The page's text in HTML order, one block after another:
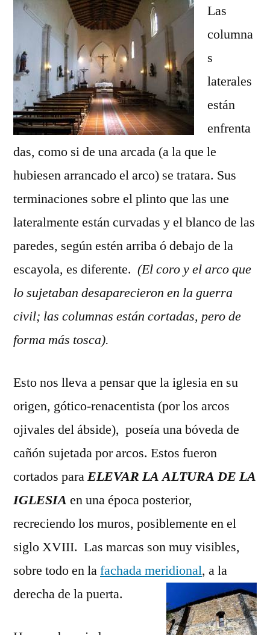
Las
columna
s
laterales
están
enfrenta
das, como si de una arcada (a la que le
hubiesen arrancado el arco) se tratara. Sus
terminaciones sobre el plinto que las une
lateralmente están curvadas y el blanco de las
paredes, según estén arriba ó debajo de la
escayola, es diferente. (El coro y el arco que
lo sujetaban desaparecieron en la guerra
civil; las columnas están cortadas, pero de
forma más tosca).
Esto nos lleva a pensar que la iglesia en su
origen, gótico-renacentista (por los arcos
ojivales del ábside), poseía una bóveda de
cañón sujetada por arcos. Estos fueron
cortados paraELEVAR LA ALTURA DE LA
IGLESIA en una época posterior,
recreciendo los muros, posiblemente en el
siglo XVIII. Las marcas son muy visibles,
sobre todo en lafachada meridional, a la
derecha de la puerta.